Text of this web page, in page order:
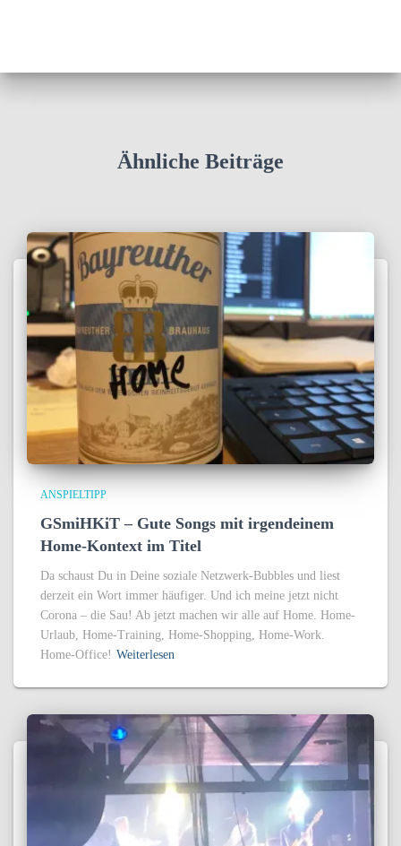
Ähnliche Beiträge
ANSPIELTIPP
GSmiHKiT – Gute Songs mit irgendeinem
Home-Kontext im Titel
Da schaust Du in Deine soziale Netzwerk-Bubbles und liest
derzeit ein Wort immer häufiger. Und ich meine jetzt nicht
Corona – die Sau! Ab jetzt machen wir alle auf Home. Home-
Urlaub, Home-Training, Home-Shopping, Home-Work.
Home-Office! Weiterlesen